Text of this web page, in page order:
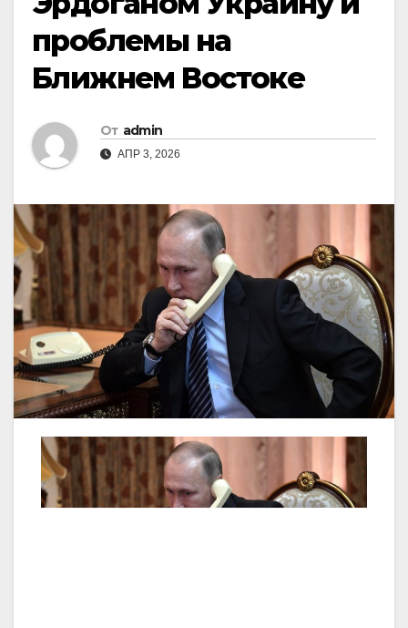
проблемы на
Ближнем Востоке
От admin
АПР 3, 2026